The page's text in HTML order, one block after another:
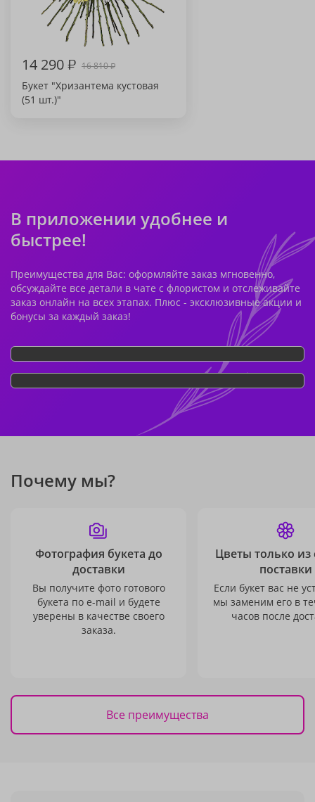
14 290₽ 16 810₽
Букет "Хризантема кустовая
(51 шт.)"
В приложении удобнее и
быстрее!
Преимущества для Вас: оформляйте заказ мгновенно,
обсуждайте все детали в чате с флористом и отслеживайте
заказ онлайн на всех этапах. Плюс - эксклюзивные акции и
бонусы за каждый заказ!
Почему мы?
Фотография букета до
доставки
Вы получите фото готового
букета по e-mail и будете
уверены в качестве своего
заказа.
Цветы только из
поставки
Если букет вас не
мы заменим его в
часов после
Все преимущества